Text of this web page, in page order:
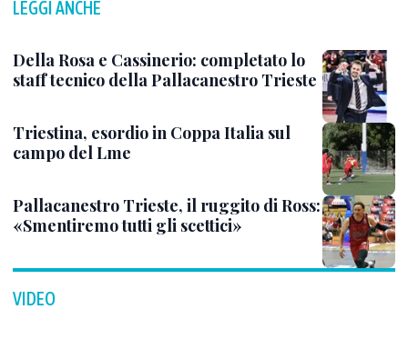
LEGGI ANCHE
Della Rosa e Cassinerio: completato lo
staff tecnico della Pallacanestro Trieste
Triestina, esordio in Coppa Italia sul
campo del Lme
Pallacanestro Trieste, il ruggito di Ross:
«Smentiremo tutti gli scettici»
VIDEO